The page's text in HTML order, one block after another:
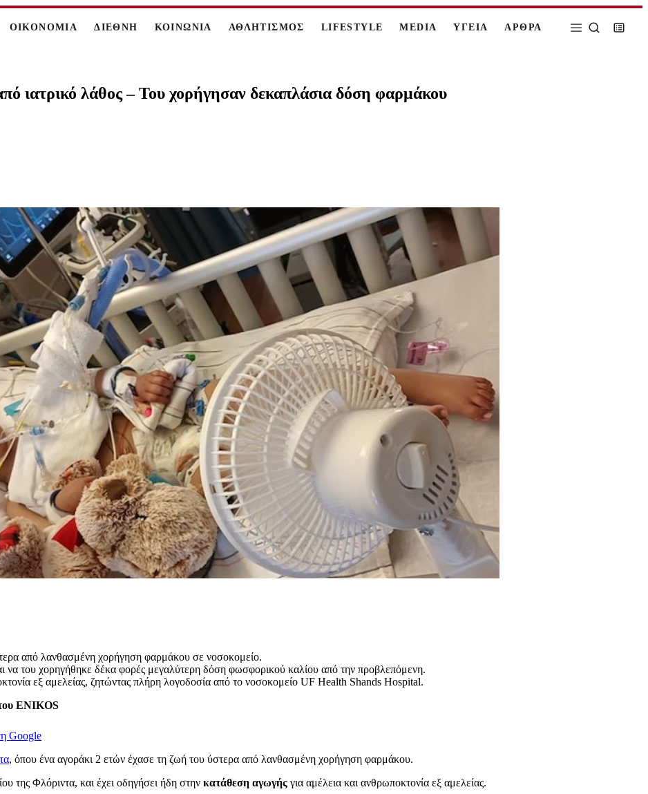
ΟΙΚΟΝΟΜΙΑ ΔΙΕΘΝΗ ΚΟΙΝΩΝΙΑ ΑΘΛΗΤΙΣΜΟΣ LIFESTYLE MEDIA ΥΓΕΙΑ ΑΡΘΡΑ
ιατρικό λάθος – Του χορήγησαν δεκαπλάσια δόση φαρμάκου
από λανθασμένη χορήγηση φαρμάκου σε νοσοκομείο.
να του χορηγήθηκε δέκα φορές μεγαλύτερη δόση φωσφορικού καλίου από την προβλεπόμενη.
εξ αμελείας, ζητώντας πλήρη λογοδοσία από το νοσοκομείο UF Health Shands Hospital.
ENIKOS
Google
, όπου ένα αγοράκι 2 ετών έχασε τη ζωή του ύστερα από λανθασμένη χορήγηση φαρμάκου.
της Φλόριντα, και έχει οδηγήσει ήδη στην κατάθεση αγωγής για αμέλεια και ανθρωποκτονία εξ αμελείας.